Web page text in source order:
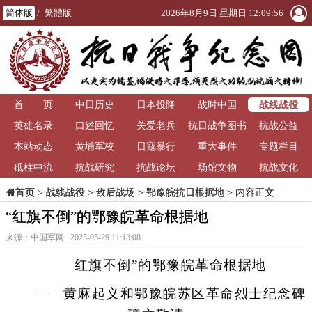
简体版 / 繁體版 2026年8月9日 星期日 12:09:57
首 页 中日历史 日本投降 战时中国
战线战役
英雄名录
口述回忆 关爱老兵
抗日战争图书
馆
抗战公益
本站动态
黄埔军校 日寇暴行 重大事件
专题栏目
砥柱中流
抗战研究 抗战论坛 场馆文物 抗战文化
首页> 战线战役> 敌后战场 > 鄂豫皖抗日根据地> 内容正文
“红旗不倒”的鄂豫皖革命根据地
来源：中国军网 2025-05-29 11:13:08
红旗不倒”的鄂豫皖革命根据地
——黄麻起义和鄂豫皖苏区革命烈士纪念碑